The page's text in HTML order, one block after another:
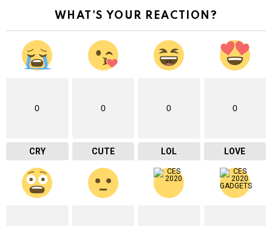
WHAT'S YOUR REACTION?
0
CRY
0
CUTE
0
LOL
0
LOVE